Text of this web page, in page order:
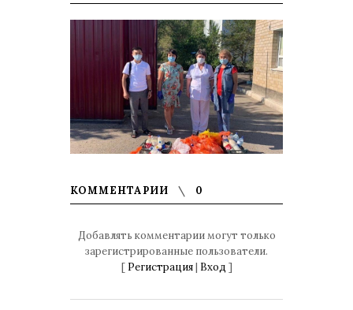
КОММЕНТАРИИ 0
Добавлять комментарии могут только
зарегистрированные пользователи.
[ Регистрация| Вход ]